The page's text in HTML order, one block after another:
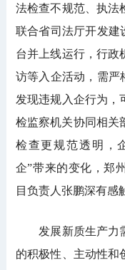
法检查不规范、执法
联合省司法厅开发建
台并上线运行，行政
访等入企活动，需严
发现违规入企行为，
检监察机关协同相关
检查更规范透明，
企”带来的变化，郑
目负责人张鹏深有感
发展新质生产力需
的积极性、主动性和